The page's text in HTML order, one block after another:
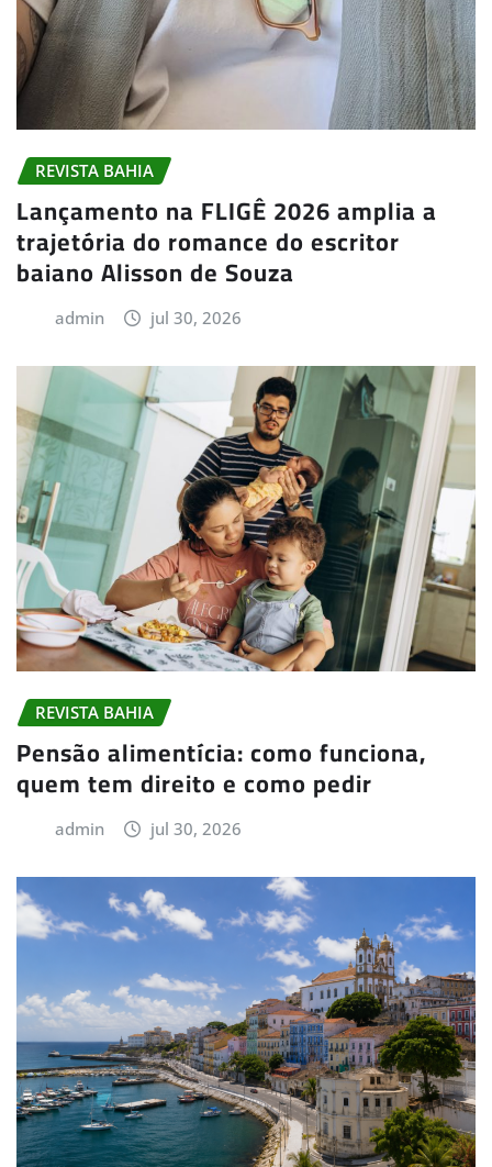
REVISTA BAHIA
Lançamento na FLIGÊ 2026 amplia a
trajetória do romance do escritor
baiano Alisson de Souza
admin jul 30, 2026
REVISTA BAHIA
Pensão alimentícia: como funciona,
quem tem direito e como pedir
admin jul 30, 2026